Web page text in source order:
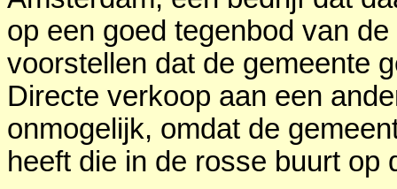
op een goed tegenbod van
voorstellen dat de gemeente
Directe verkoop aan een
onmogelijk, omdat de
heeft die in de rosse buurt op